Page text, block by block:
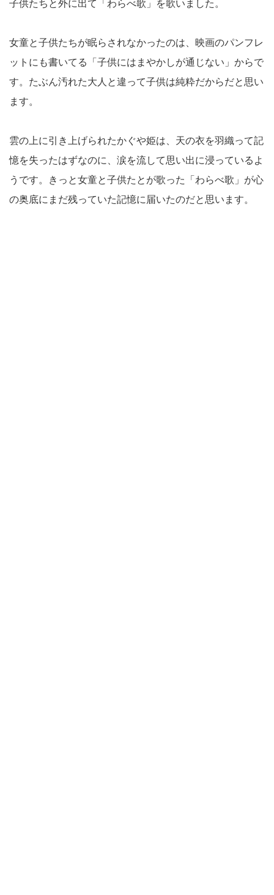
子供たちと外に出て「わらべ歌」を歌いました。
女童と子供たちが眠らされなかったのは、映画のパンフレ
ットにも書いてる「子供にはまやかしが通じない」からで
す。たぶん汚れた大人と違って子供は純粋だからだと思い
ます。
雲の上に引き上げられたかぐや姫は、天の衣を羽織って記
憶を失ったはずなのに、涙を流して思い出に浸っているよ
うです。きっと女童と子供たとが歌った「わらべ歌」が心
の奥底にまだ残っていた記憶に届いたのだと思います。